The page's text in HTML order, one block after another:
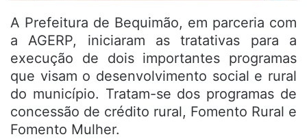
A Prefeitura de Bequimão, em parceria com
a AGERP, iniciaram as tratativas para a
execução de dois importantes programas
que visam o desenvolvimento social e rural
do município. Tratam-se dos programas de
concessão de crédito rural, Fomento Rural e
Fomento Mulher.